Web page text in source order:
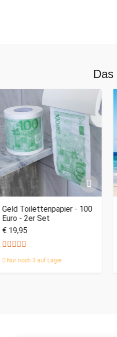
Geld Toilettenpapier - 100
Euro - 2er Set
€ 19,95
Nur noch 3 auf Lager